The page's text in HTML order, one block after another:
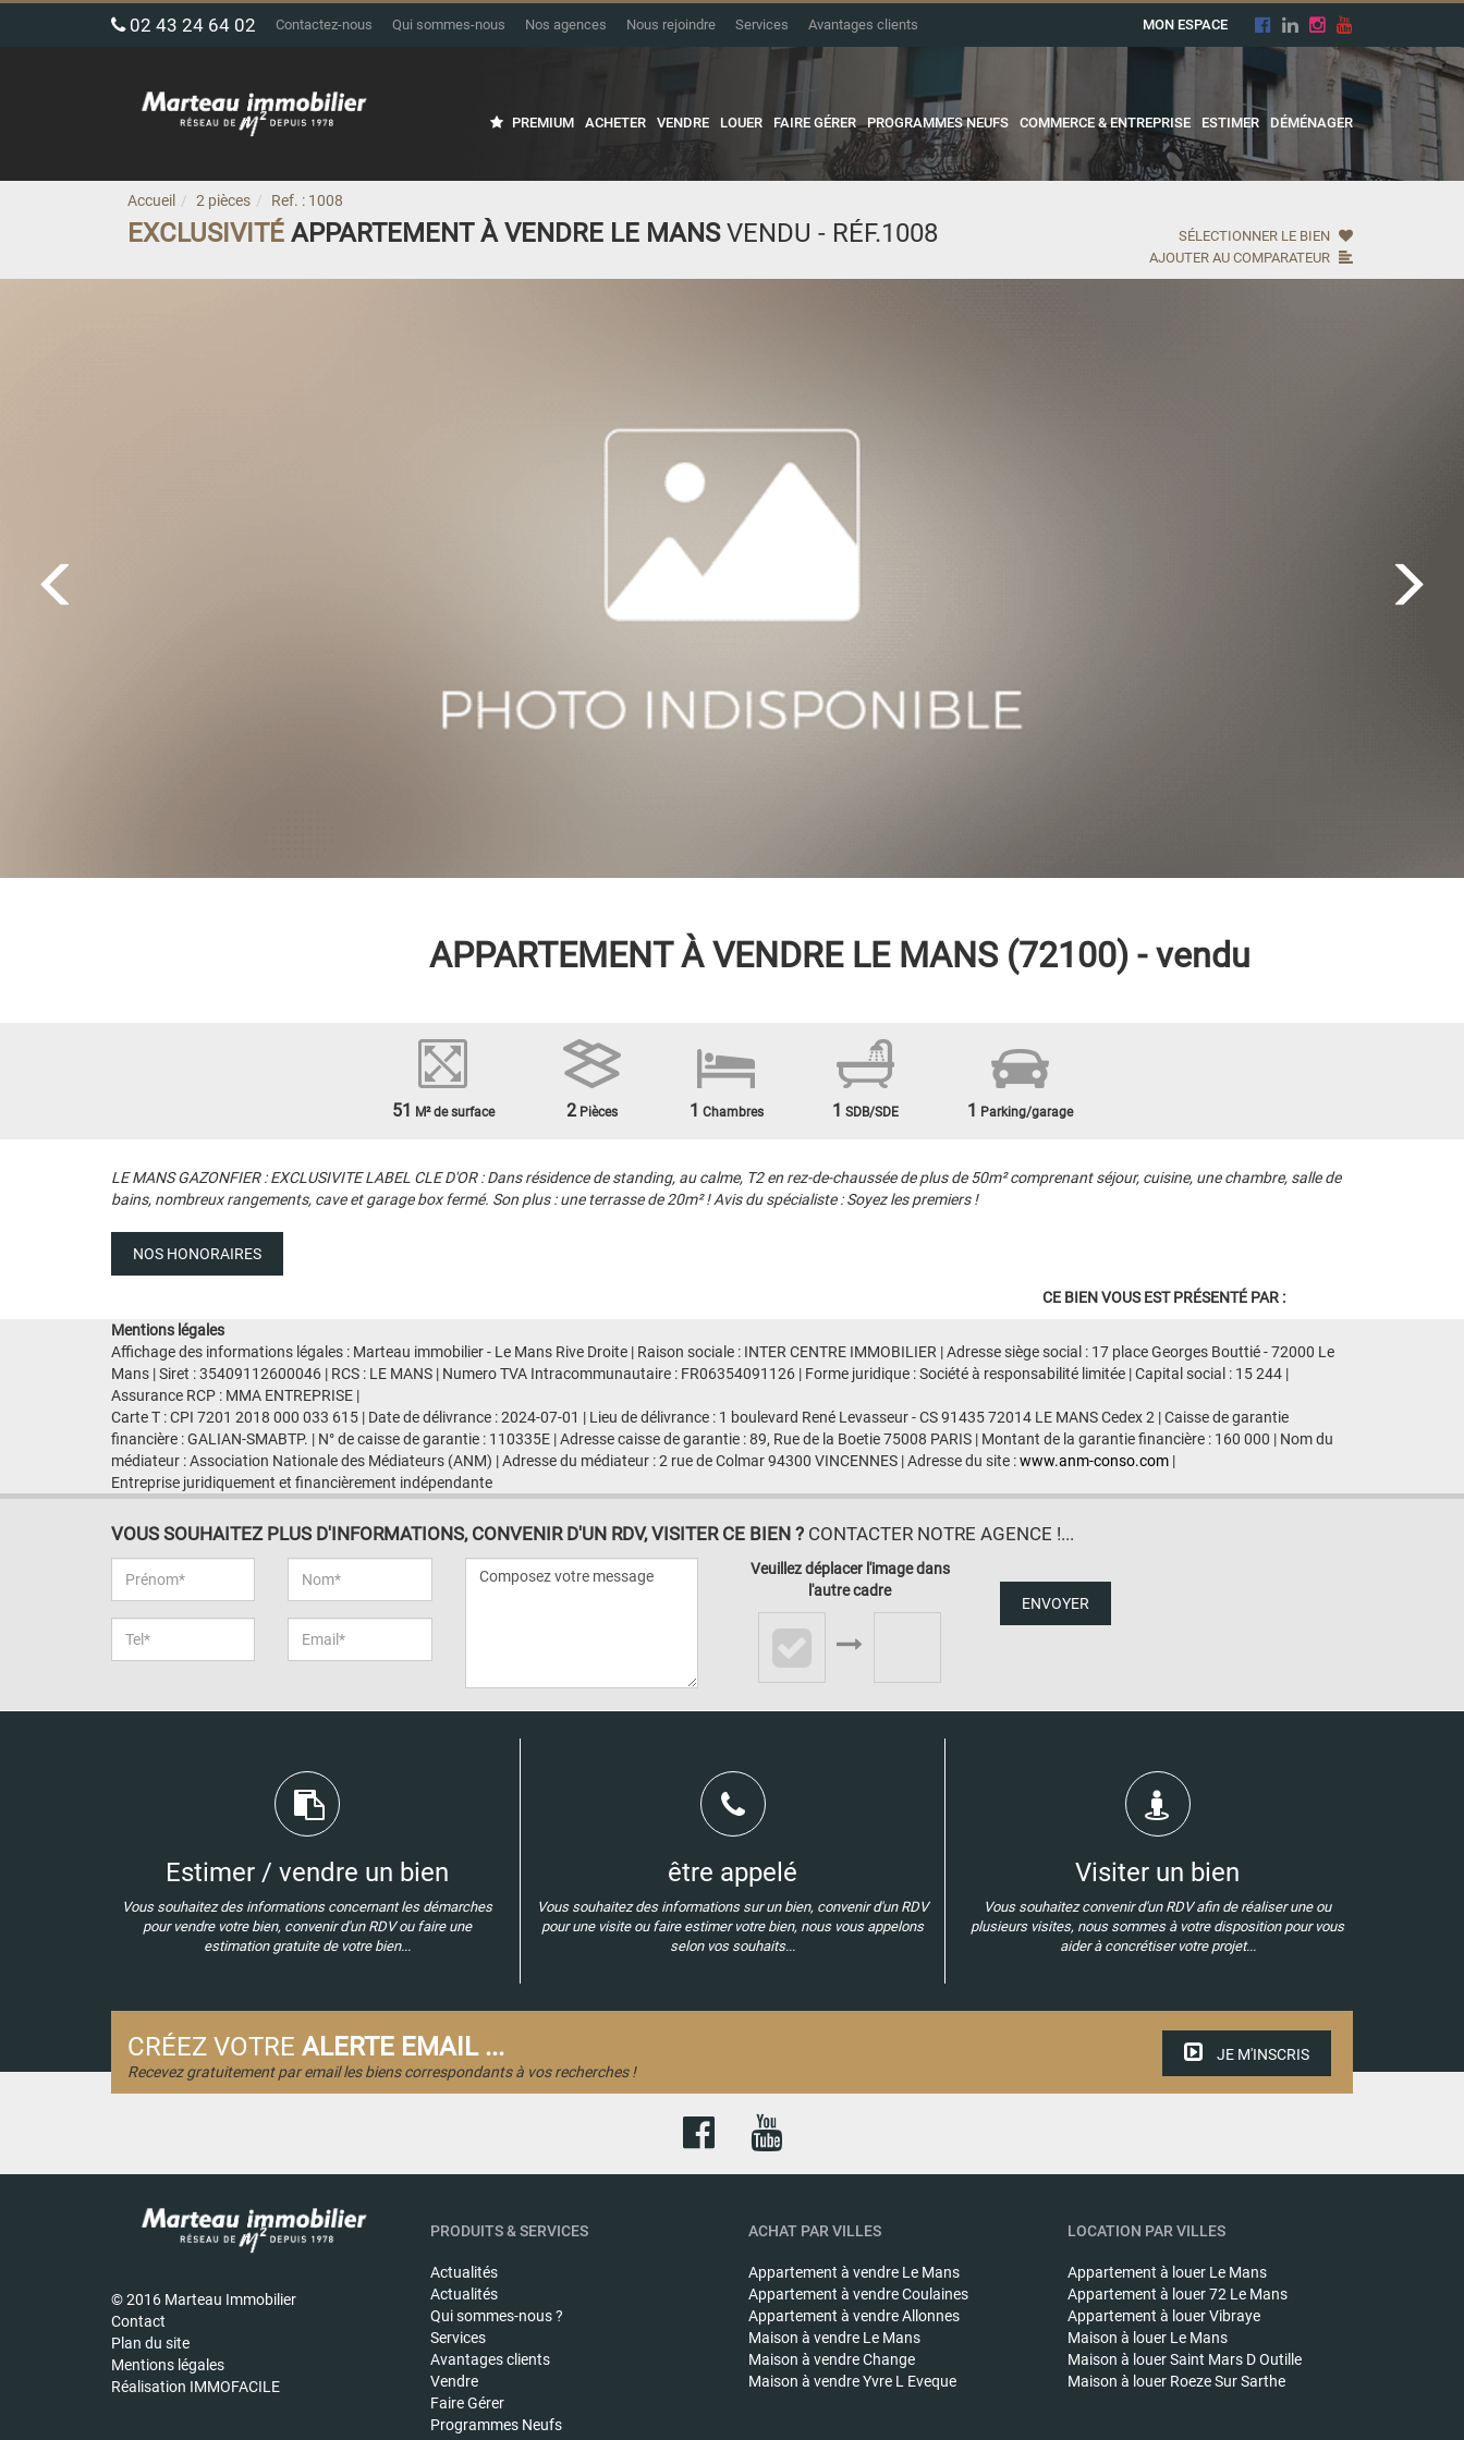
02 43 24 64 02 Contactez-nous Qui sommes-nous Nos agences Nous rejoindre Services Avantages clients MON ESPACE
PREMIUM ACHETER VENDRE LOUER FAIRE GÉRER PROGRAMMES NEUFS COMMERCE & ENTREPRISE ESTIMER DÉMÉNAGER
Accueil 2 pièces Ref. : 1008
EXCLUSIVITÉ APPARTEMENT À VENDRE LE MANSVENDU - RÉF.1008
SÉLECTIONNER LE BIEN
AJOUTER AU COMPARATEUR
APPARTEMENT À VENDRELE MANS (72100) - vendu
51 M² de surface 2Pièces 1 Chambres 1 SDB/SDE 1 Parking/garage
LE MANS GAZONFIER : EXCLUSIVITE LABEL CLE D'OR : Dans résidence de standing, au calme, T2 en rez-de-chaussée de plus de 50m² comprenant séjour, cuisine, une chambre, salle de
bains, nombreux rangements, cave et garage box fermé. Son plus : une terrasse de 20m² ! Avis du spécialiste : Soyez les premiers !
NOS HONORAIRES
CE BIEN VOUS EST PRÉSENTÉ PAR :
Mentions légales
Affichage des informations légales : Marteau immobilier - Le Mans Rive Droite | Raison sociale : INTER CENTRE IMMOBILIER | Adresse siège social : 17 place Georges Bouttié - 72000 Le
Mans | Siret : 35409112600046 | RCS : LE MANS | Numero TVA Intracommunautaire : FR06354091126 | Forme juridique : Société à responsabilité limitée | Capital social : 15 244 |
Assurance RCP : MMA ENTREPRISE |
Carte T : CPI 7201 2018 000 033 615 | Date de délivrance : 2024-07-01 | Lieu de délivrance : 1 boulevard René Levasseur - CS 91435 72014 LE MANS Cedex 2 | Caisse de garantie
financière : GALIAN-SMABTP. | N° de caisse de garantie : 110335E | Adresse caisse de garantie : 89, Rue de la Boetie 75008 PARIS | Montant de la garantie financière : 160 000 | Nom du
médiateur : Association Nationale des Médiateurs (ANM) | Adresse du médiateur : 2 rue de Colmar 94300 VINCENNES | Adresse du site :www.anm-conso.com |
Entreprise juridiquement et financièrement indépendante
VOUS SOUHAITEZ PLUS D'INFORMATIONS, CONVENIR D'UN RDV, VISITER CE BIEN ? CONTACTER NOTRE AGENCE !...
Veuillez déplacer l'image dans
l'autre cadre
ENVOYER
Estimer / vendre un bien
Vous souhaitez des informations concernant les démarches
pour vendre votre bien, convenir d'un RDV ou faire une
estimation gratuite de votre bien...
être appelé
Vous souhaitez des informations sur un bien, convenir d'un RDV
pour une visite ou faire estimer votre bien, nous vous appelons
selon vos souhaits...
Visiter un bien
Vous souhaitez convenir d'un RDV afin de réaliser une ou
plusieurs visites, nous sommes à votre disposition pour vous
aider à concrétiser votre projet...
CRÉEZ VOTRE ALERTE EMAIL ...
Recevez gratuitement par email les biens correspondants à vos recherches !
JE M'INSCRIS
© 2016 Marteau Immobilier
Contact
Plan du site
Mentions légales
Réalisation IMMOFACILE
PRODUITS & SERVICES
Actualités
Actualités
Qui sommes-nous ?
Services
Avantages clients
Vendre
Faire Gérer
Programmes Neufs
ACHAT PAR VILLES
Appartement à vendre Le Mans
Appartement à vendreCoulaines
Appartement à vendreAllonnes
Maison à vendre Le Mans
Maison à vendreChange
Maison à vendreYvre L Eveque
LOCATION PAR VILLES
Appartement à louer Le Mans
Appartement à louer72 Le Mans
Appartement à louerVibraye
Maison à louer Le Mans
Maison à louerSaint Mars D Outille
Maison à louer Roeze Sur Sarthe